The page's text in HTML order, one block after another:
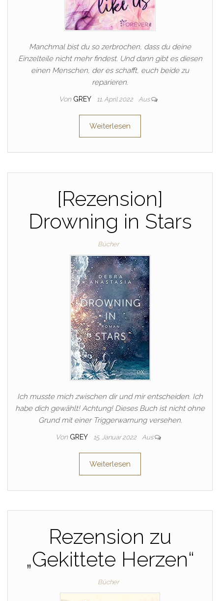
Manchmal bist du so zerbrochen, dass du deine
Einzelteile nicht mehr findest. Und dann gibt es diesen
einen Menschen, der es schafft, euch beide zu
reparieren.
Von GREY 11. April 2022 Aus
Weiterlesen
[Rezension]
Drowning in Stars
Bücher
Ich musste mich zwischen dir und mir entscheiden. Ich
habe dich gewählt! Achtung! Dieses Buch ist nicht ohne
Grund mit einer Triggerwarnung versehen.
Von GREY 15. Januar 2022 Aus
Weiterlesen
Rezension zu
„Gekittete Herzen“
Bücher